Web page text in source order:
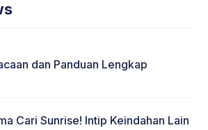
dan Panduan Lengkap
Cari Sunrise! Intip Keindahan Lain